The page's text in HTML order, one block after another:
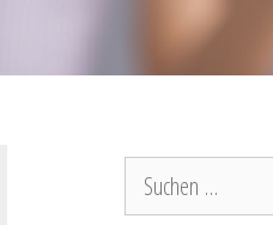
Suchen
nach: